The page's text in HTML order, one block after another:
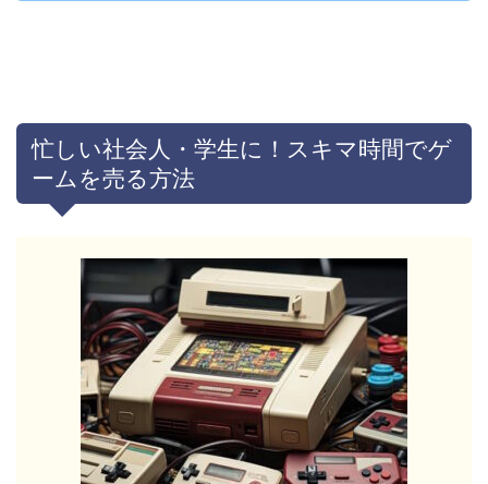
忙しい社会人・学生に！スキマ時間でゲ
ームを売る方法